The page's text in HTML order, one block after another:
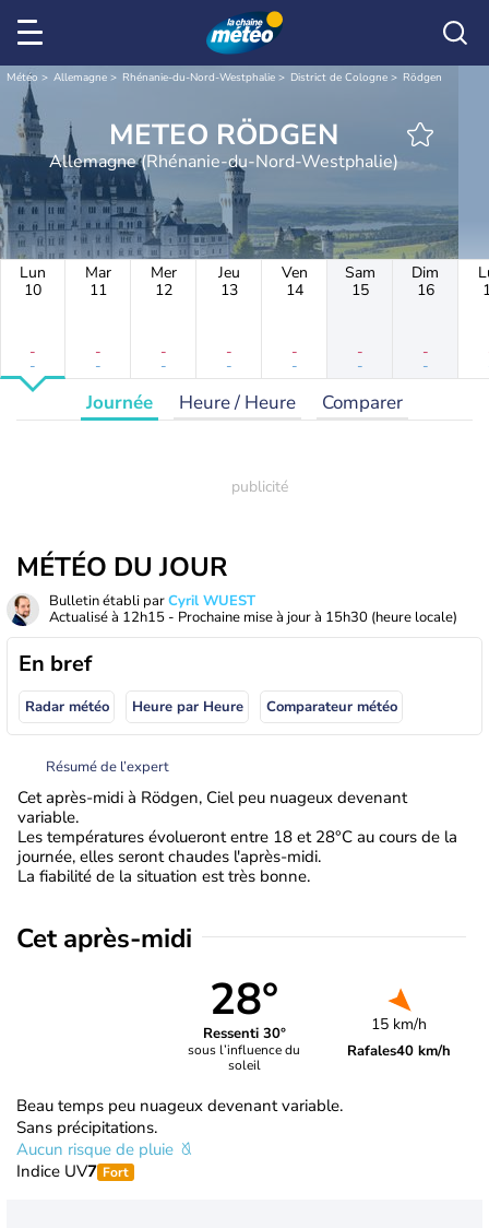
Météo Allemagne Rhénanie-du-Nord-Westphalie District de Cologne Rödgen
METEO RÖDGEN
Allemagne (Rhénanie-du-Nord-Westphalie)
Lun
10
-
-
Mar
11
-
-
Mer
12
-
-
Jeu
13
-
-
Ven
14
-
-
Sam
15
-
-
Dim
16
-
-
Journée Heure / Heure Comparer
MÉTÉO DU JOUR
Bulletin établi parCyril WUEST
Actualisé à 12h15 - Prochaine mise à jour à 15h30 (heure locale)
En bref
Radar météo Heure par Heure Comparateur météo
Résumé de l’expert
Cet après-midi à Rödgen, Ciel peu nuageux devenant
variable.
Les températures évolueront entre 18 et 28°C au cours de la
journée, elles seront chaudes l'après-midi.
La fiabilité de la situation est très bonne.
Cet après-midi
28°
Ressenti 30°
sous l’influence du
soleil
15 km/h
Rafales40 km/h
Beau temps peu nuageux devenant variable.
Sans précipitations.
Aucun risque de pluie
Indice UV7 Fort